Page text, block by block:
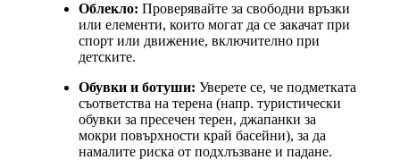
Облекло: Проверявайте за свободни връзки
или елементи, които могат да се закачат при
спорт или движение, включително при
детските.
Обувки и ботуши: Уверете се, че подметката
съответства на терена (напр. туристически
обувки за пресечен терен, джапанки за
мокри повърхности край басейни), за да
намалите риска от подхлъзване и падане.